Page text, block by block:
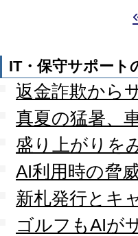
IT・保守サポート
返金詐欺から
真夏の猛暑、
盛り上がりを
AI利用時の脅
新札発行とキ
ゴルフもAIが